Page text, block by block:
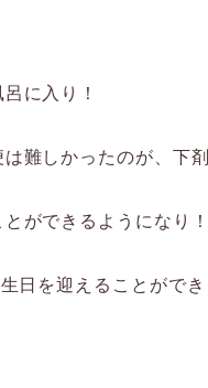
に入り！
難しかったのが、下
ができるようになり！
日を迎えることがで